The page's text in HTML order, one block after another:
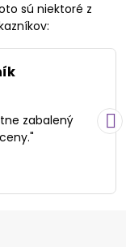
sú niektoré z
zabalený